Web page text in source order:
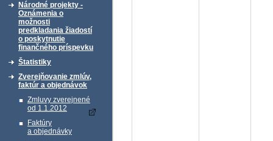
Národné projekty -
Oznámenia o
možnosti
predkladania žiadostí
o poskytnutie
finančného príspevku
Štatistiky
Zverejňovanie zmlúv,
faktúr a objednávok
Zmluvy zverejnené
od 1.1.2012
Faktúry
a objednávky